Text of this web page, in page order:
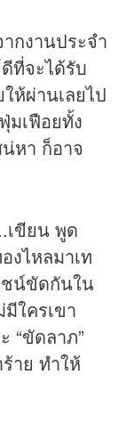
กงานประจำ
ที่จะได้รับ
ห้ผ่านเลยไป
มเฟือยทั้ง
หา ก็อาจ
เขียน พูด
งไหลมาเท
ชน์ขัดกันใน
ใครเขา
“ขัดลาภ”
าย ทำให้